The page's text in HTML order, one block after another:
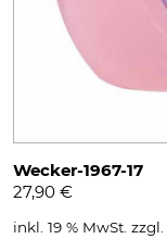
Wecker-1967-17
27,90 €
inkl. 19 % MwSt. zzgl.